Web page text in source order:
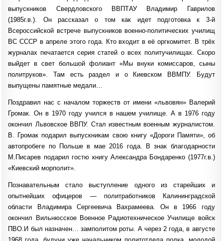
выпускников Свердловского ВВПТАУ Владимир Гаврилов
(1985г.в.). Он рассказал о том как идет подготовка к 3-й
Всероссийской встрече выпускников военно-политических училищ
ВС СССР в апреле этого года. Кто входит в её оргкомитет. В трёх
журналах печатается серия статей о всех политучилищах. Скоро
выйдет в свет большой фолиант «Мы внуки комиссаров, сыны
политруков». Там есть раздел и о Киевском ВВМПУ. Будут
выпущены памятные медали…
Поздравил нас с началом торжеств от имени «львовян» Валерий
Громак. Он в 1970 году учился в нашем училище. А в 1976 году
окончил Львовское ВВПУ. Стал известным военным журналистом.
В. Громак подарил выпускникам свою книгу «Дороги Памяти», об
автопробеге по Польше в мае 2016 года. В знак благодарности
М.Писарев подарил гостю книгу Александра Бондаренко (1977г.в.)
«Киевский морполит».
Познавательным стало выступление одного из старейших и
опытнейших офицеров — политработников Калининградской
области Владимира Сергеевича Вахрамеева. Он в 1966 году
окончил Вильнюсское Военное Радиотехническое Училище войск
ПВО.И был назначен… замполитом роты. А через 2 года, в августе